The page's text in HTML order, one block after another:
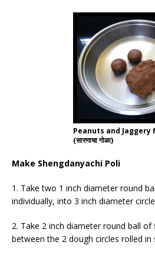
Peanuts and Jaggery
(सारणाचा गोळा)
Make Shengdanyachi Poli
1. Take two 1 inch diameter round
individually, into 3 inch diameter
2. Take 2 inch diameter round ball
between the 2 dough circles rolled in